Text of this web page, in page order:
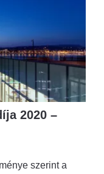
2020 –
szerint a